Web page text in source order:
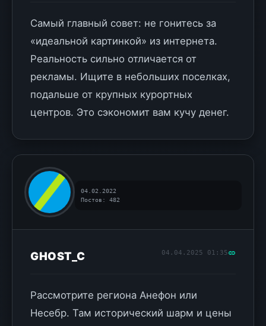
Самый главный совет: не гонитесь за
«идеальной картинкой» из интернета.
Реальность сильно отличается от
рекламы. Ищите в небольших поселках,
подальше от крупных курортных
центров. Это сэкономит вам кучу денег.
04.02.2022
Постов: 482
GHOST_C 04.04.2025 01:35
Рассмотрите региона Анефон или
Несебр. Там исторический шарм и цены